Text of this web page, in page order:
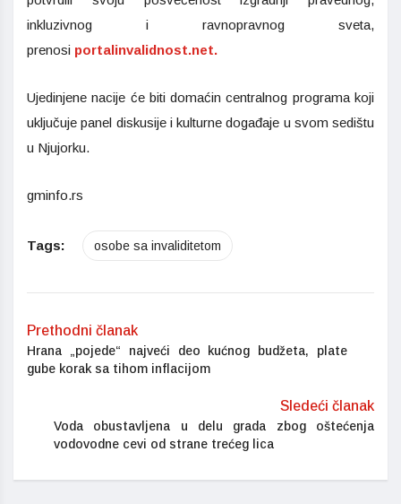
inkluzivnog i ravnopravnog sveta,
prenosi portalinvalidnost.net.
Ujedinjene nacije će biti domaćin centralnog programa koji
uključuje panel diskusije i kulturne događaje u svom sedištu
u Njujorku.
gminfo.rs
Tags: osobe sa invaliditetom
Prethodni članak
Hrana „pojede“ najveći deo kućnog budžeta, plate
gube korak sa tihom inflacijom
Sledeći članak
Voda obustavljena u delu grada zbog oštećenja
vodovodne cevi od strane trećeg lica